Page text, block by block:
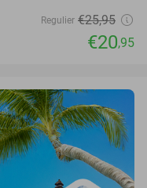
Regulier €25,95
€20,95